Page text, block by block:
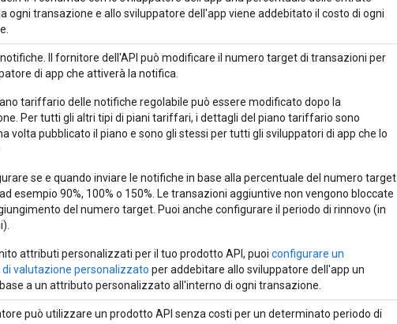
ogni transazione e allo sviluppatore dell'app viene addebitato il costo di ogni
Il fornitore dell'API può modificare il numero target di transazioni per
di app che attiverà la notifica.
tariffario delle notifiche regolabile può essere modificato dopo la
Per tutti gli altri tipi di piani tariffari, i dettagli del piano tariffario sono
volta pubblicato il piano e sono gli stessi per tutti gli sviluppatori di app che lo
se e quando inviare le notifiche in base alla percentuale del numero target
esempio 90%, 100% o 150%. Le transazioni aggiuntive non vengono bloccate
del numero target. Puoi anche configurare il periodo di rinnovo (in
attributi personalizzati per il tuo prodotto API, puoi configurare un
valutazione personalizzato per addebitare allo sviluppatore dell'app un
a un attributo personalizzato all'interno di ogni transazione.
può utilizzare un prodotto API senza costi per un determinato periodo di